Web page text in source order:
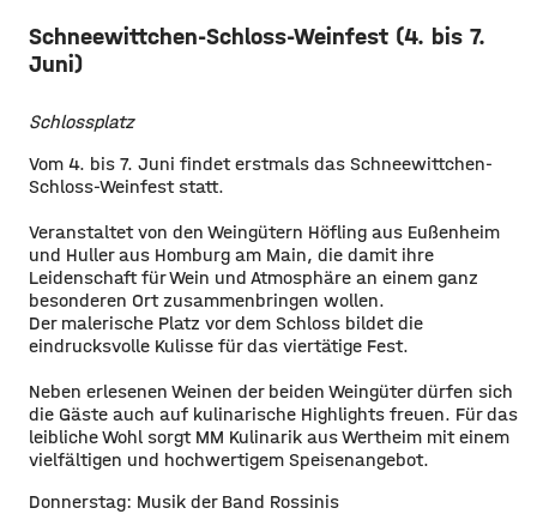
Schneewittchen-Schloss-Weinfest (4. bis 7.
Juni)
Schlossplatz
Vom 4. bis 7. Juni findet erstmals das Schneewittchen-
Schloss-Weinfest statt.
Veranstaltet von den Weingütern Höfling aus Eußenheim
und Huller aus Homburg am Main, die damit ihre
Leidenschaft für Wein und Atmosphäre an einem ganz
besonderen Ort zusammenbringen wollen.
Der malerische Platz vor dem Schloss bildet die
eindrucksvolle Kulisse für das viertätige Fest.
Neben erlesenen Weinen der beiden Weingüter dürfen sich
die Gäste auch auf kulinarische Highlights freuen. Für das
leibliche Wohl sorgt MM Kulinarik aus Wertheim mit einem
vielfältigen und hochwertigem Speisenangebot.
Donnerstag: Musik der Band Rossinis